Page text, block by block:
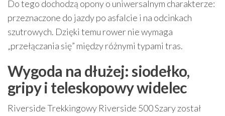
Do tego dochodzą opony o uniwersalnym charakterze:
przeznaczone do jazdy po asfalcie i na odcinkach
szutrowych. Dzięki temu rower nie wymaga
„przełączania się” między różnymi typami tras.
Wygoda na dłużej: siodełko,
gripy i teleskopowy widelec
Riverside Trekkingowy Riverside 500 Szary został